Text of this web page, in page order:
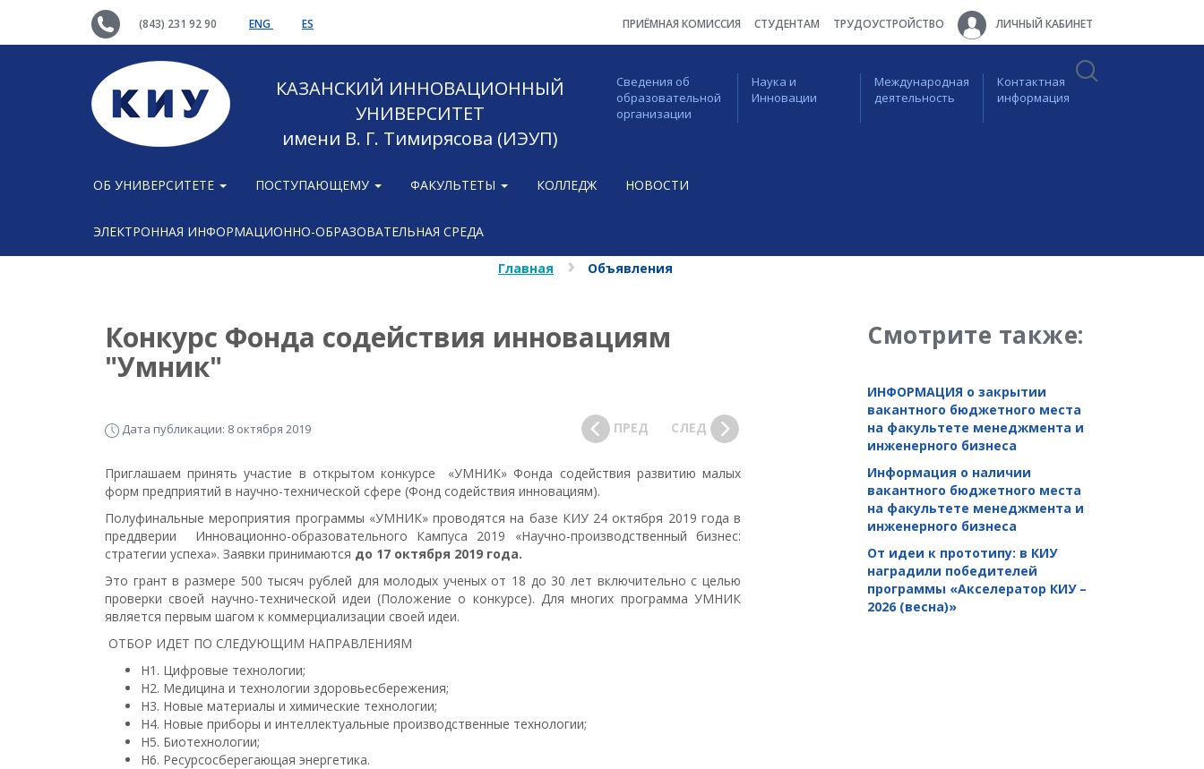
(843) 231 92 90 ENG ES ПРИЁМНАЯ КОМИССИЯ СТУДЕНТАМ ТРУДОУСТРОЙСТВО ЛИЧНЫЙ КАБИНЕТ
КАЗАНСКИЙ ИННОВАЦИОННЫЙ
УНИВЕРСИТЕТ
имени В. Г. Тимирясова (ИЭУП)
Сведения об
образовательной
организации
Наука и
Инновации
Международная
деятельность
Контактная
информация
ОБ УНИВЕРСИТЕТЕ ПОСТУПАЮЩЕМУ ФАКУЛЬТЕТЫ КОЛЛЕДЖ НОВОСТИ
ЭЛЕКТРОННАЯ ИНФОРМАЦИОННО-ОБРАЗОВАТЕЛЬНАЯ СРЕДА
Главная Объявления
Конкурс Фонда содействия инновациям
"Умник"
Дата публикации: 8 октября 2019 ПРЕД СЛЕД
Приглашаем принять участие в открытом конкурсе «УМНИК» Фонда содействия развитию малых
форм предприятий в научно-технической сфере (Фонд содействия инновациям).
Полуфинальные мероприятия программы «УМНИК» проводятся на базе КИУ 24 октября 2019 года в
преддверии Инновационно-образовательного Кампуса 2019 «Научно-производственный бизнес:
стратегии успеха». Заявки принимаются до 17 октября 2019 года.
Это грант в размере 500 тысяч рублей для молодых ученых от 18 до 30 лет включительно с целью
проверки своей научно-технической идеи (Положение о конкурсе). Для многих программа УМНИК
является первым шагом к коммерциализации своей идеи.
ОТБОР ИДЕТ ПО СЛЕДУЮЩИМ НАПРАВЛЕНИЯМ
Н1. Цифровые технологии;
Н2. Медицина и технологии здоровьесбережения;
Н3. Новые материалы и химические технологии;
Н4. Новые приборы и интеллектуальные производственные технологии;
Н5. Биотехнологии;
Н6. Ресурсосберегающая энергетика.
Смотрите также:
ИНФОРМАЦИЯ о закрытии
вакантного бюджетного места
на факультете менеджмента и
инженерного бизнеса
Информация о наличии
вакантного бюджетного места
на факультете менеджмента и
инженерного бизнеса
От идеи к прототипу: в КИУ
наградили победителей
программы «Акселератор КИУ –
2026 (весна)»